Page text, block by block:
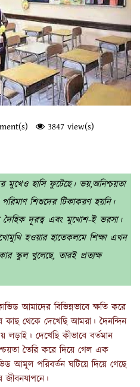
3847 view(s)
মুখেও হাসি ফুটেছে। ভয়,অনিশ্চয়তা
শিশুদের টিকাকরণ হয়নি।
দৈহিক দূরত্ব এবং মুখোশ-ই ভরসা।
হওয়ার হাতেকলমে শিক্ষা এখন
স্কুল খুলেছে, তারই প্রত্যক্ষ
আমাদের বিভিন্নভাবে ক্ষতি করে
থেকে দেখেছি আমরা। দৈনন্দিন
লড়াই। দেখেছি কীভাবে বর্তমান
তৈরি করে দিয়ে গেল এক
আমূল পরিবর্তন ঘটিয়ে দিয়ে গেছে
জীবনযাপনে।